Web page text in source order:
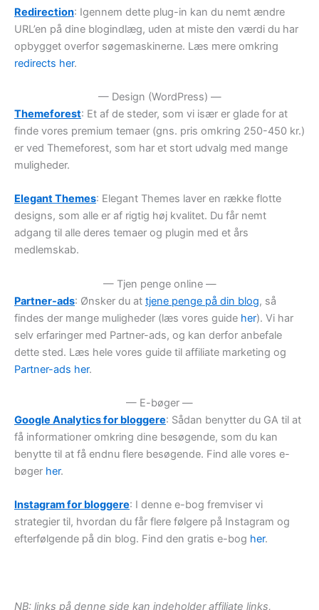
Redirection: Igennem dette plug-in kan du nemt ændre
URL’en på dine blogindlæg, uden at miste den værdi du har
opbygget overfor søgemaskinerne. Læs mere omkring
redirects her.
— Design (WordPress) —
Themeforest: Et af de steder, som vi især er glade for at
finde vores premium temaer (gns. pris omkring 250-450 kr.)
er ved Themeforest, som har et stort udvalg med mange
muligheder.
Elegant Themes: Elegant Themes laver en række flotte
designs, som alle er af rigtig høj kvalitet. Du får nemt
adgang til alle deres temaer og plugin med et års
medlemskab.
— Tjen penge online —
Partner-ads: Ønsker du at tjene penge på din blog, så
findes der mange muligheder (læs vores guide her). Vi har
selv erfaringer med Partner-ads, og kan derfor anbefale
dette sted. Læs hele vores guide til affiliate marketing og
Partner-ads her.
— E-bøger —
Google Analytics for bloggere: Sådan benytter du GA til at
få informationer omkring dine besøgende, som du kan
benytte til at få endnu flere besøgende. Find alle vores e-
bøger her.
Instagram for bloggere: I denne e-bog fremviser vi
strategier til, hvordan du får flere følgere på Instagram og
efterfølgende på din blog. Find den gratis e-bog her.
NB: links på denne side kan indeholder affiliate links,